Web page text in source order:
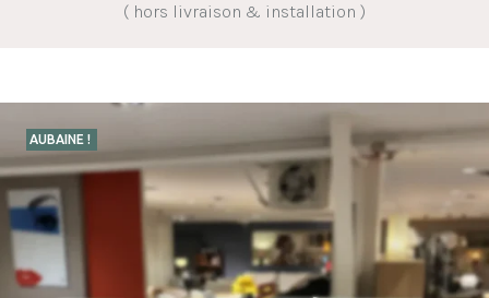
( hors livraison & installation )
AUBAINE !